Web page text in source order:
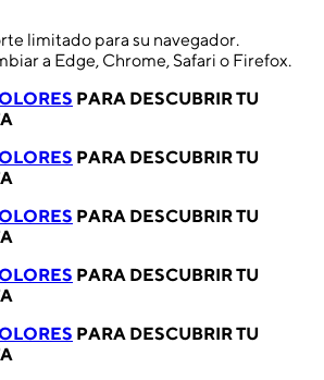
limitado para su navegador.
a Edge, Chrome, Safari o Firefox.
PARA DESCUBRIR TU
PARA DESCUBRIR TU
PARA DESCUBRIR TU
PARA DESCUBRIR TU
PARA DESCUBRIR TU